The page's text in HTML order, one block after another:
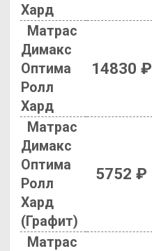
Хард
Матрас
Димакс
Оптима
Ролл
Хард
14830 ₽
Матрас
Димакс
Оптима
Ролл
Хард
(Графит)
5752 ₽
Матрас